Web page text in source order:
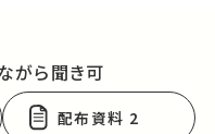
がら聞き可
配布資料 2